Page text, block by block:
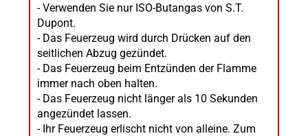
- Verwenden Sie nur ISO-Butangas von S.T.
Dupont.
- Das Feuerzeug wird durch Drücken auf den
seitlichen Abzug gezündet.
- Das Feuerzeug beim Entzünden der Flamme
immer nach oben halten.
- Das Feuerzeug nicht länger als 10 Sekunden
angezündet lassen.
- Ihr Feuerzeug erlischt nicht von alleine. Zum